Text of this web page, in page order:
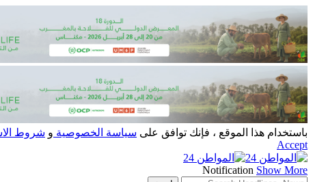
باستخدام هذا الموقع ، فإنك توافق على سياسة الخصوصية و شروط
Accept
Notification Show More